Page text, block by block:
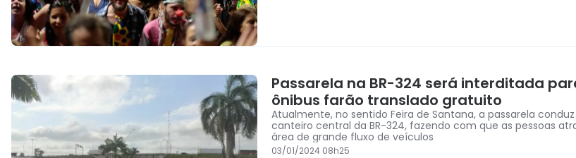
Passarela na BR-324 será interditada
ônibus farão translado gratuito
Atualmente, no sentido Feira de Santana, a passarela
canteiro central da BR-324, fazendo com que as pessoas
área de grande fluxo de veículos
03/01/2024 08h25